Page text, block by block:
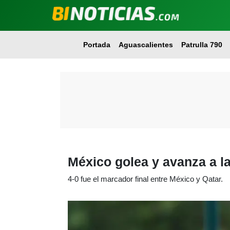
Portada Aguascalientes Patrulla 790
México golea y avanza a
4-0 fue el marcador final entre México y Qatar.